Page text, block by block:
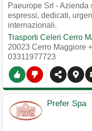
Paeurope Srl -
espressi, dedicati,
internazionali.
Trasporti Celeri Cerro
20023 Cerro Maggiore
03311977723
Prefer Spa